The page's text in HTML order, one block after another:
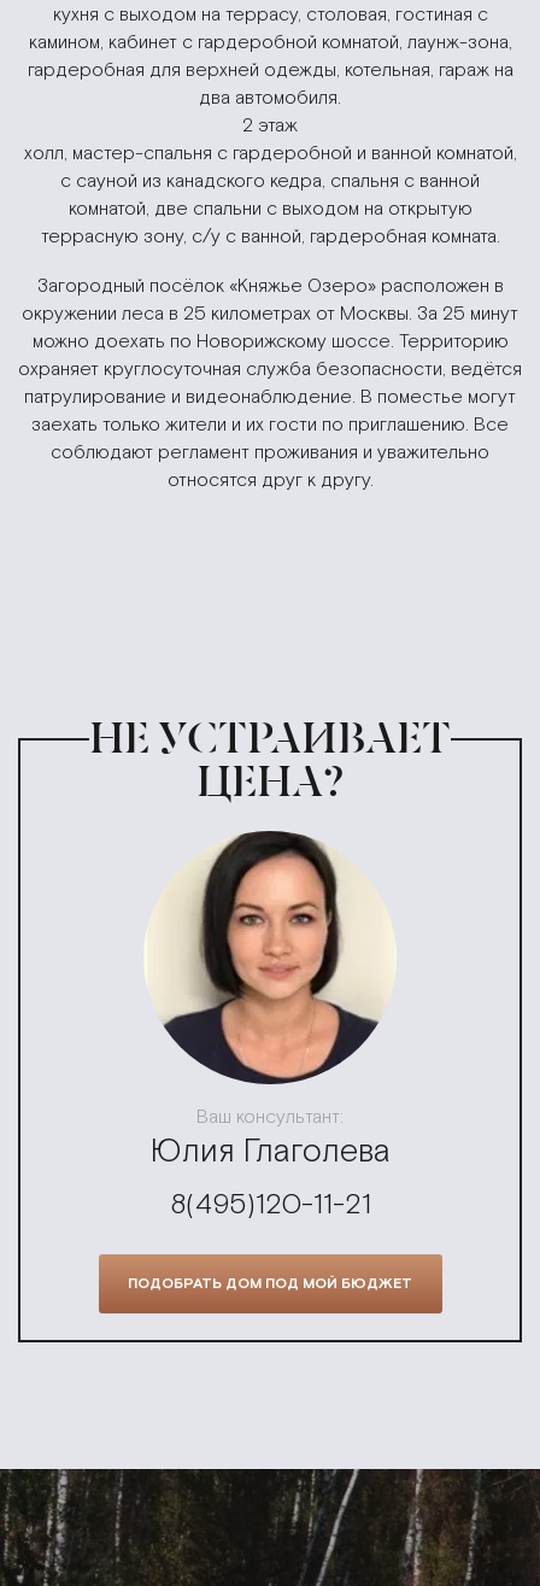
кухня с выходом на террасу, столовая, гостиная с
камином, кабинет с гардеробной комнатой, лаунж-зона,
гардеробная для верхней одежды, котельная, гараж на
два автомобиля.
2 этаж
холл, мастер-спальня с гардеробной и ванной комнатой,
с сауной из канадского кедра, спальня с ванной
комнатой, две спальни с выходом на открытую
террасную зону, с/у с ванной, гардеробная комната.
Загородный посёлок «Княжье Озеро» расположен в
окружении леса в 25 километрах от Москвы. За 25 минут
можно доехать по Новорижскому шоссе. Территорию
охраняет круглосуточная служба безопасности, ведётся
патрулирование и видеонаблюдение. В поместье могут
заехать только жители и их гости по приглашению. Все
соблюдают регламент проживания и уважительно
относятся друг к другу.
НЕ УСТРАИВАЕТ
ЦЕНА?
Ваш консультант:
Юлия Глаголева
8(495)120-11-21
ПОДОБРАТЬ ДОМ ПОД МОЙ БЮДЖЕТ